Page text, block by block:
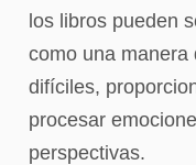
los libros pueden
como una manera
difíciles,
procesar
perspectivas.